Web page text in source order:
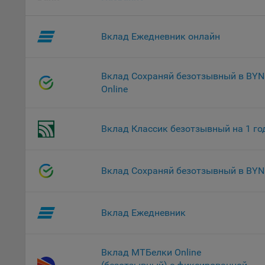
Вклад Ежедневник онлайн
Вклад Сохраняй безотзывный в BYN
Online
Вклад Классик безотзывный на 1
Вклад Сохраняй безотзывный в BYN
Вклад Ежедневник
Вклад МТБелки Online